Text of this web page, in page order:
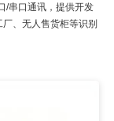
/串口通讯，提供开发
、无人售货柜等识别